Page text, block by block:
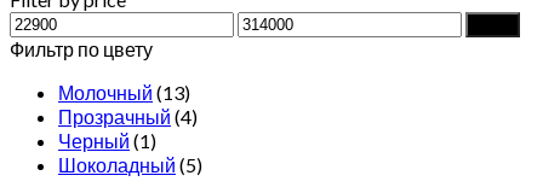
Min
price
Max
price
Фильтр по цвету
Молочный (13)
Прозрачный (4)
Черный (1)
Шоколадный (5)